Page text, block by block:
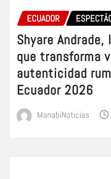
ECUADOR
Shyare
que transforma
autenticidad
Ecuador 2026
ManabiNoticias